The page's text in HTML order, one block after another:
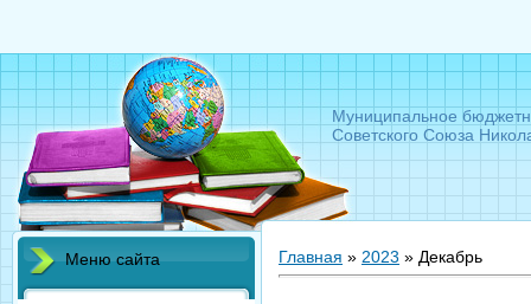
Муниципальное
Советского Союза
Меню сайта Главная » 2023 » Декабрь